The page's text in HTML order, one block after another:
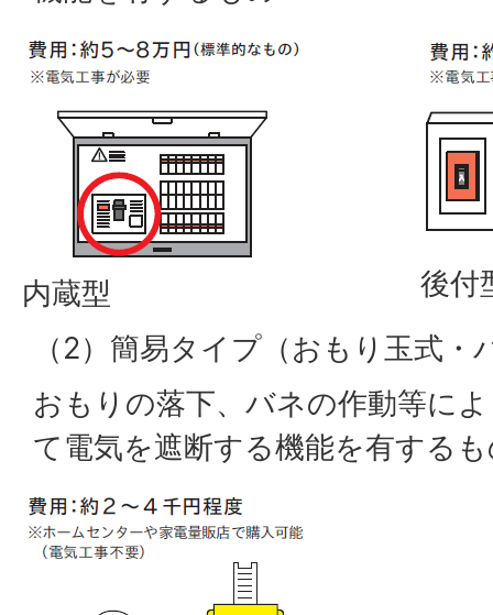
内蔵型
後付
（2）簡易タイプ（おもり玉式・
おもりの落下、バネの作動等に
て電気を遮断する機能を有する